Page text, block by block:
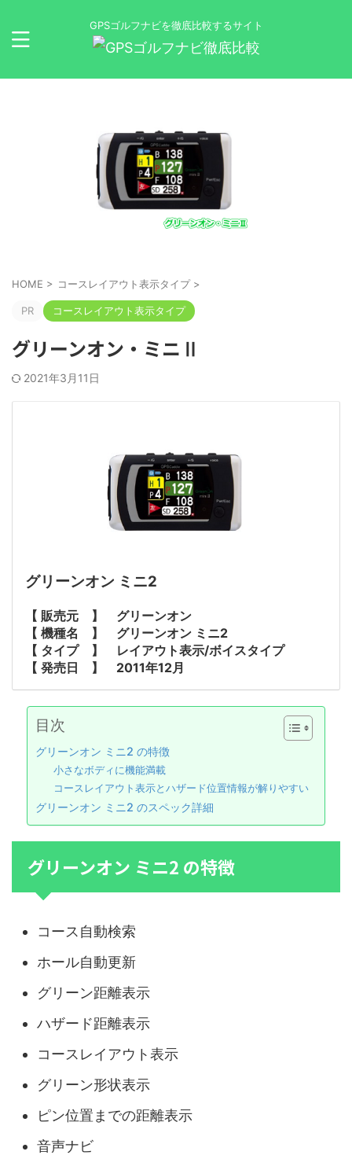
GPSゴルフナビを徹底比較するサイト
HOME > コースレイアウト表示タイプ >
PR コースレイアウト表示タイプ
グリーンオン・ミニⅡ
2021年3月11日
グリーンオン ミニ2
【 販売元 】 グリーンオン
【 機種名 】 グリーンオン ミニ2
【 タイプ 】 レイアウト表示/ボイスタイプ
【 発売日 】 2011年12月
目次
グリーンオン ミニ2 の特徴
小さなボディに機能満載
コースレイアウト表示とハザード位置情報が解りやすい
グリーンオン ミニ2 のスペック詳細
グリーンオン ミニ2 の特徴
コース自動検索
ホール自動更新
グリーン距離表示
ハザード距離表示
コースレイアウト表示
グリーン形状表示
ピン位置までの距離表示
音声ナビ